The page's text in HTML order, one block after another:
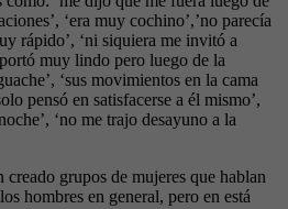
‘era muy cochino’,’no parecía
rápido’, ‘ni siquiera me invitó a
muy lindo pero luego de la
‘sus movimientos en la cama
pensó en satisfacerse a él mismo’,
‘no me trajo desayuno a la
grupos de mujeres que hablan
hombres en general, pero en está